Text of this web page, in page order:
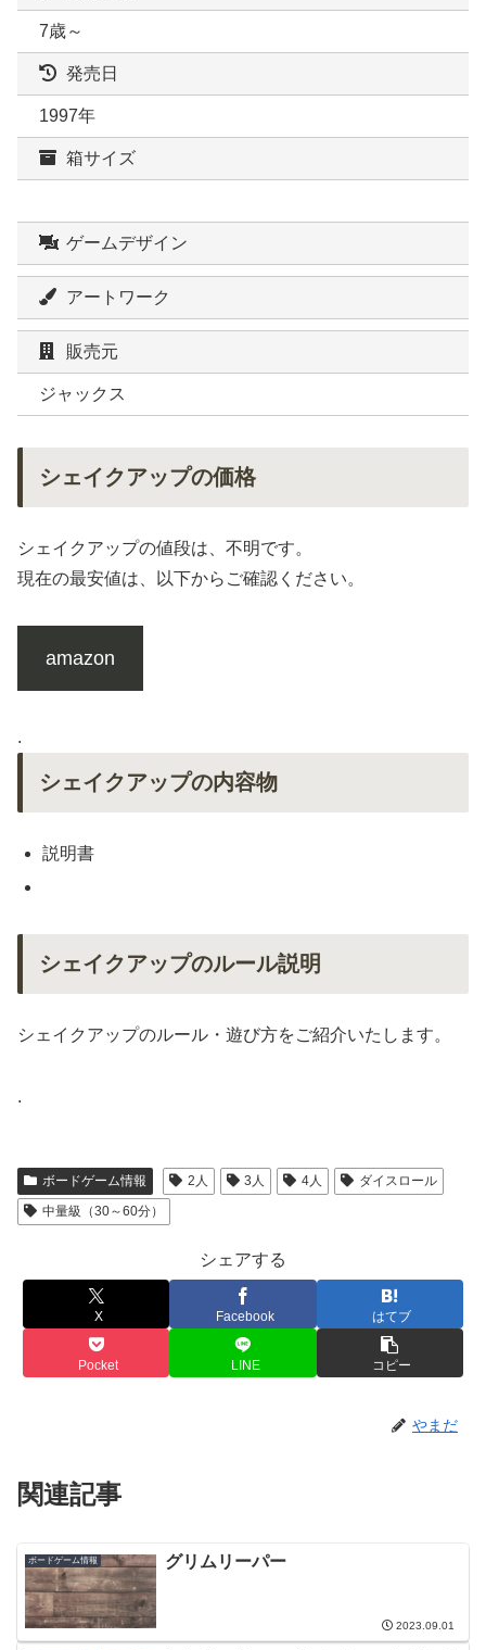
7歳～
発売日
1997年
箱サイズ
ゲームデザイン
アートワーク
販売元
ジャックス
シェイクアップの価格
シェイクアップの値段は、不明です。
現在の最安値は、以下からご確認ください。
amazon
.
シェイクアップの内容物
説明書
シェイクアップのルール説明
シェイクアップのルール・遊び方をご紹介いたします。
.
ボードゲーム情報 2人 3人 4人
ダイスロール
中量級（30～60分）
シェアする
X Facebook はてブ
Pocket LINE コピー
やまだ
関連記事
ボードゲーム情報 グリムリーパー
2023.09.01